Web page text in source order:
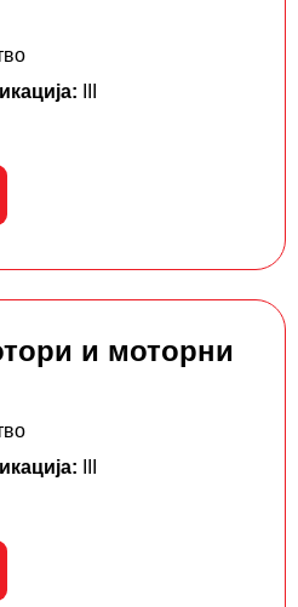
и моторни